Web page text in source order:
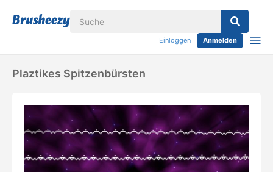
Einloggen Anmelden
Plaztikes Spitzenbürsten